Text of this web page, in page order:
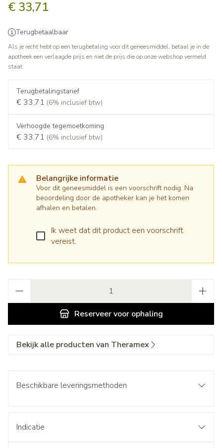
€ 33,71
Terugbetaalbaar
Als je recht hebt op een terugbetaling voor dit geneesmiddel, betaal je in de
apotheek een verlaagde prijs en niet de prijs die op onze webshop vermeld
staat.
Terugbetalingstarief
€ 33,71 (6% inclusief btw)
Verhoogde tegemoetkoming
€ 33,71 (6% inclusief btw)
Belangrijke informatie
Voor dit geneesmiddel is een voorschrift nodig. Na
beoordeling door de apotheker kan je het komen
afhalen en betalen.
Ik weet dat dit product een voorschrift
vereist.
Reserveervoor ophaling
Bekijk alle producten van Theramex
Beschikbare leveringsmethoden
Indicatie